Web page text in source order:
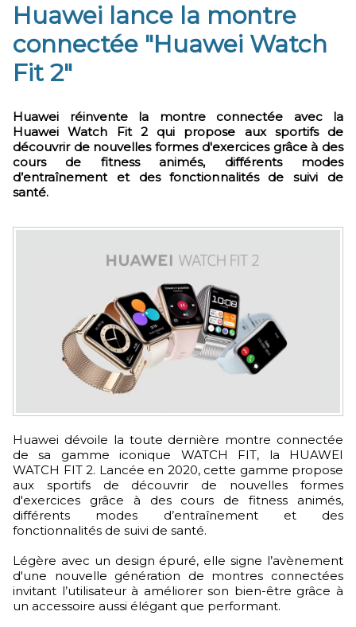
Huawei lance la montre
connectée "Huawei Watch
Fit 2"
Huawei réinvente la montre connectée avec la
Huawei Watch Fit 2 qui propose aux sportifs de
découvrir de nouvelles formes d'exercices grâce à des
cours de fitness animés, différents modes
d’entraînement et des fonctionnalités de suivi de
santé.
Huawei dévoile la toute dernière montre connectée
de sa gamme iconique WATCH FIT, la HUAWEI
WATCH FIT 2. Lancée en 2020, cette gamme propose
aux sportifs de découvrir de nouvelles formes
d'exercices grâce à des cours de fitness animés,
différents modes d’entraînement et des
fonctionnalités de suivi de santé.
Légère avec un design épuré, elle signe l’avènement
d'une nouvelle génération de montres connectées
invitant l’utilisateur à améliorer son bien-être grâce à
un accessoire aussi élégant que performant.